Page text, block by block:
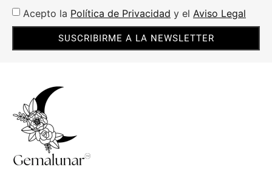
Acepto la Política de Privacidad y el Aviso Legal
SUSCRIBIRME A LA NEWSLETTER